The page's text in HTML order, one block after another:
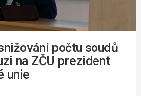
počtu soudů
na ZČU prezident
unie